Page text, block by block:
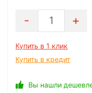
1
Купить в 1 клик
Купить в кредит
Вы нашли